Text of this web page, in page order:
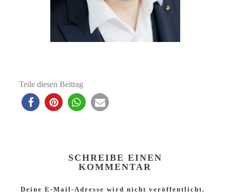
Teile diesen Beitrag
SCHREIBE EINEN
KOMMENTAR
Deine E-Mail-Adresse wird nicht veröffentlicht.